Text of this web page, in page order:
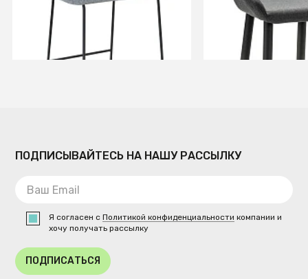
В КОРЗИНУ В
ПОДПИСЫВАЙТЕСЬ НА НАШУ РАССЫЛКУ
Я согласен сПолитикой конфиденциальности компании и
хочу получать рассылку
ПОДПИСАТЬСЯ